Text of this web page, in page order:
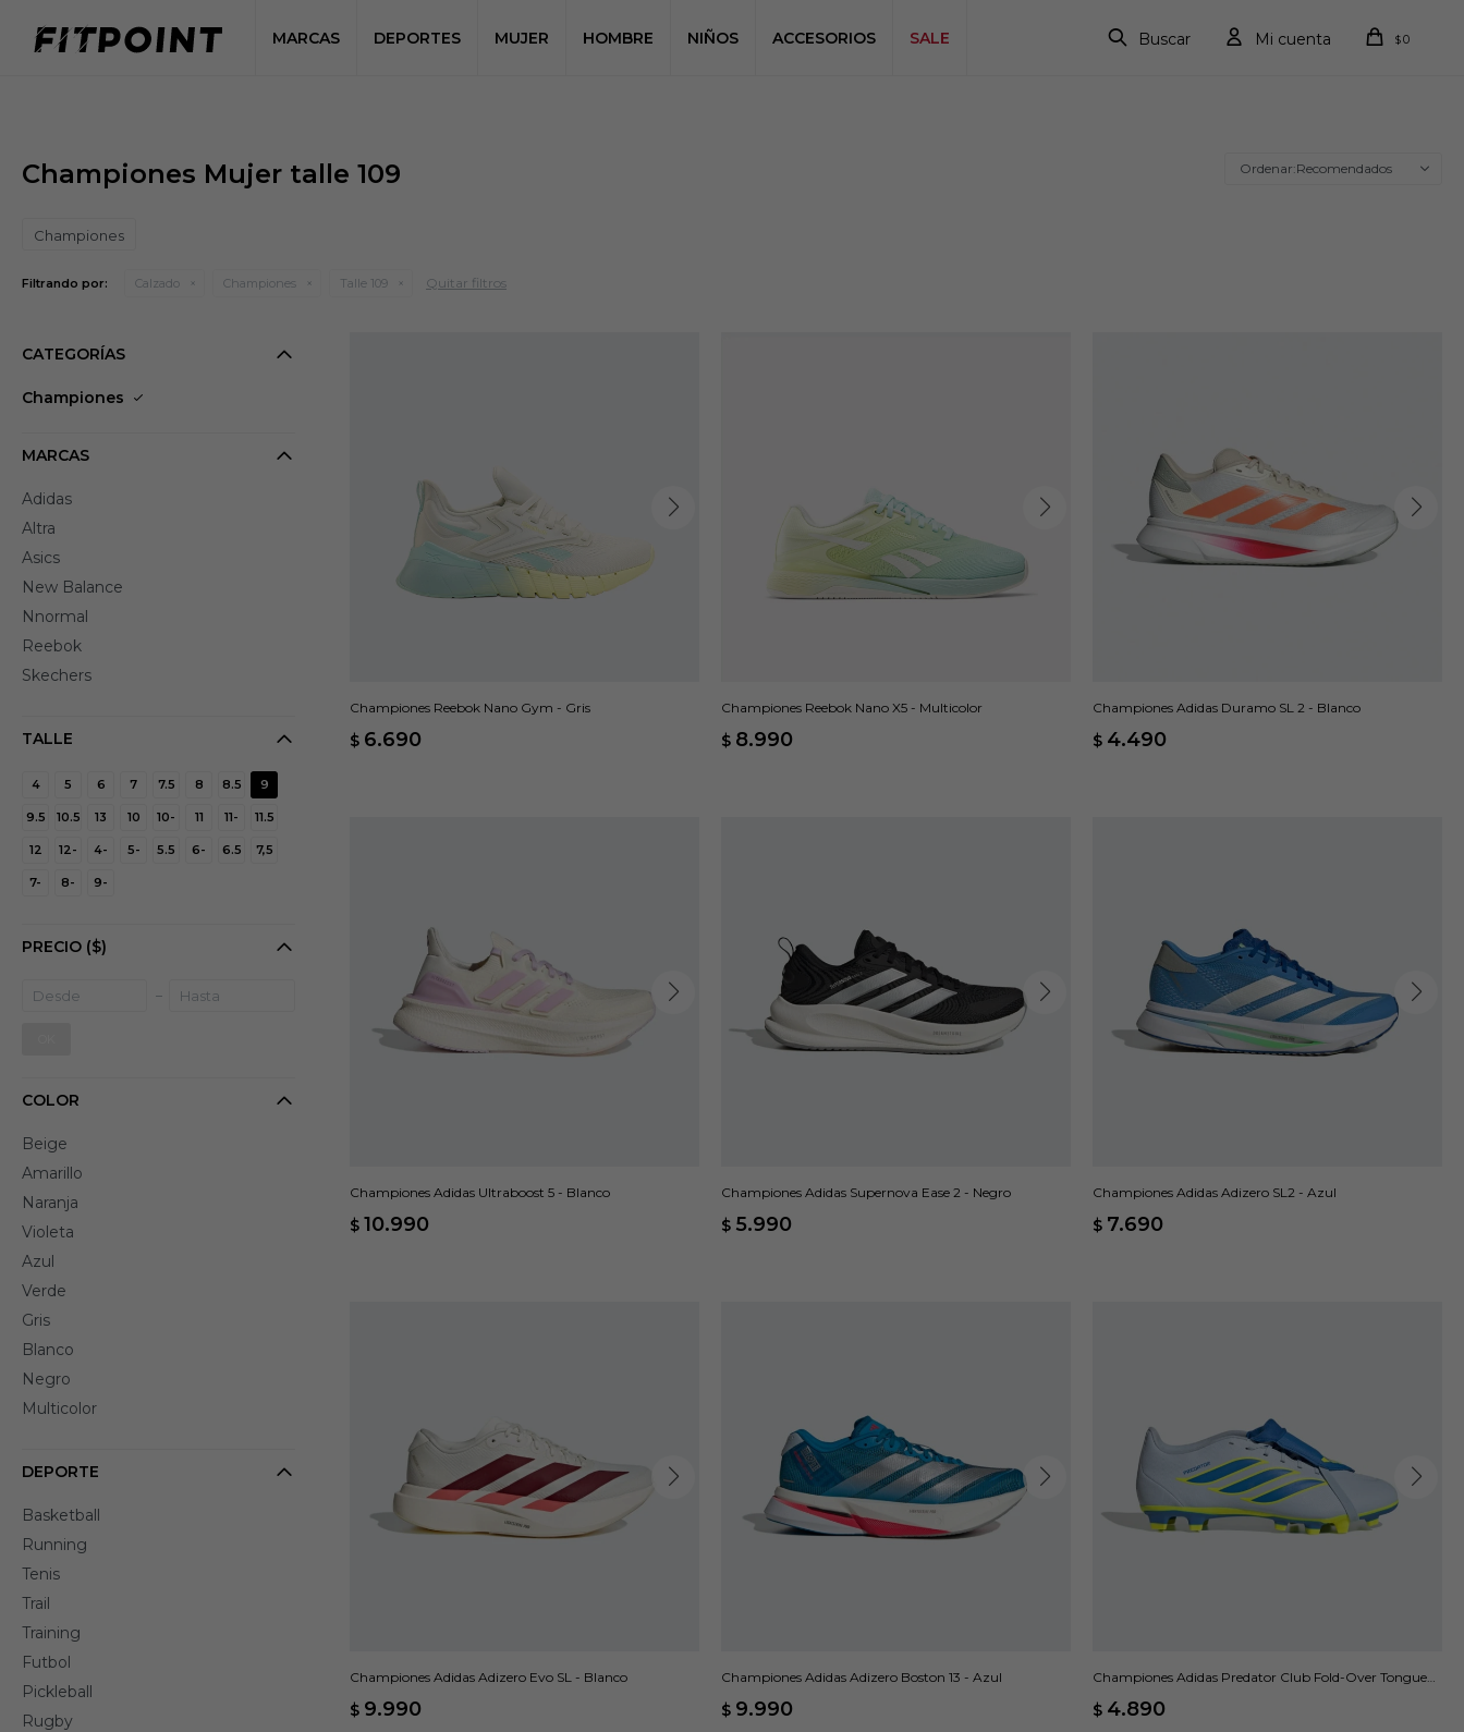
MARCAS DEPORTES MUJER HOMBRE NIÑOS ACCESORIOS SALE $0
Championes Mujer talle 109 Recomendados
Championes
Filtrando por: Calzado Championes Talle 109 Quitar filtros
Championes Reebok Nano Gym - Gris
$ 6.690
Championes Reebok Nano X5 - Multicolor
$ 8.990
Championes Adidas Duramo SL 2 - Blanco
$ 4.490
Championes Adidas Ultraboost 5 - Blanco
$ 10.990
Championes Adidas Supernova Ease 2 - Negro
$ 5.990
Championes Adidas Adizero SL2 - Azul
$ 7.690
Championes Adidas Adizero Evo SL - Blanco
$ 9.990
Championes Adidas Adizero Boston 13 - Azul
$ 9.990
Championes Adidas Predator Club Fold-Over Tongue
$ 4.890
CATEGORÍAS
Championes
MARCAS
Adidas
Altra
Asics
New Balance
Nnormal
Reebok
Skechers
TALLE
4 5 6 7 7.5 8 8.5 9
9.5 10.5 13 10 10- 11 11- 11.5
12 12- 4- 5- 5.5 6- 6.5 7,5
7- 8- 9-
PRECIO ($)
COLOR
Beige
Amarillo
Naranja
Violeta
Azul
Verde
Gris
Blanco
Negro
Multicolor
DEPORTE
Basketball
Running
Tenis
Trail
Training
Futbol
Pickleball
Rugby